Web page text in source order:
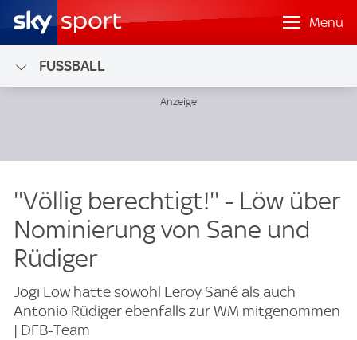
Menü
FUSSBALL
''Völlig berechtigt!'' - Löw über
Nominierung von Sane und
Rüdiger
Jogi Löw hätte sowohl Leroy Sané als auch
Antonio Rüdiger ebenfalls zur WM mitgenommen
| DFB-Team